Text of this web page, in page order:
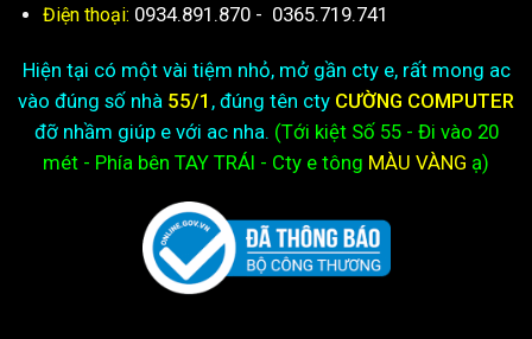
Điện thoại: 0934.891.870 - 0365.719.741
Hiện tại có một vài tiệm nhỏ, mở gần cty e, rất mong ac
vào đúng số nhà 55/1 , đúng tên cty CƯỜNG COMPUTER
đỡ nhầm giúp e với ac nha. (Tới kiệtSố 55 - Đi vào 20
mét - Phía bên TAY TRÁI - Cty e tông MÀU VÀNG ạ)